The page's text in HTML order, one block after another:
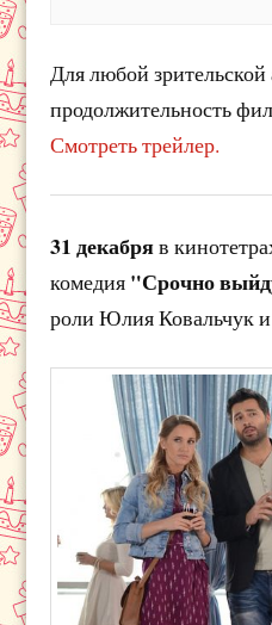
Для любой зрительской
продолжительность
Смотреть трейлер.
31 декабряв
комедия "Срочно
роли Юлия Ковальчук